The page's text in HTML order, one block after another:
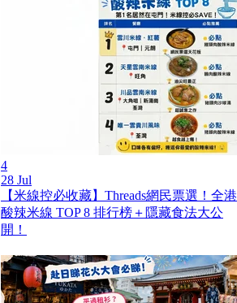
4
28 Jul
【米線控必收藏】Threads網民票選！全港
酸辣米線 TOP 8 排行榜＋隱藏食法大公
開！